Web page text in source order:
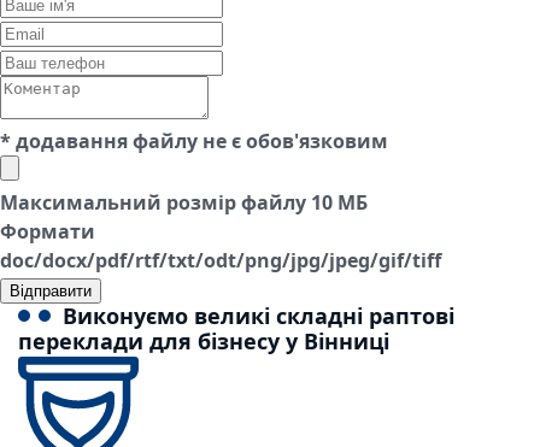
* додавання файлу не є обов'язковим
Максимальний розмір файлу 10 МБ
Формати
doc/docx/pdf/rtf/txt/odt/png/jpg/jpeg/gif/tiff
Відправити
Виконуємо великі складні раптові
переклади для бізнесу у Вінниці